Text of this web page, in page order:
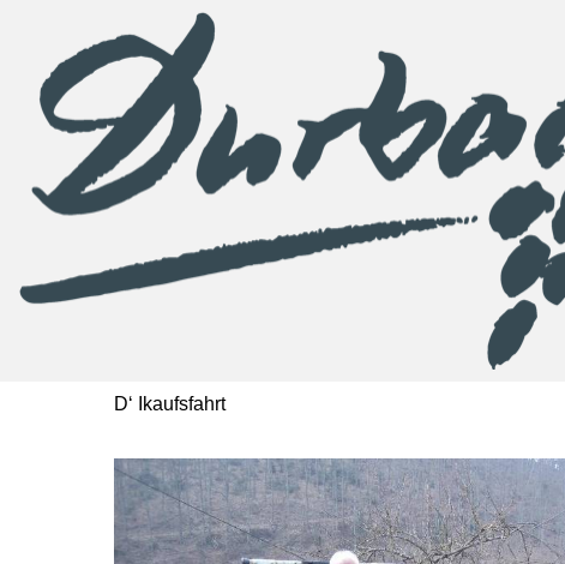
D‘ Ikaufsfahrt